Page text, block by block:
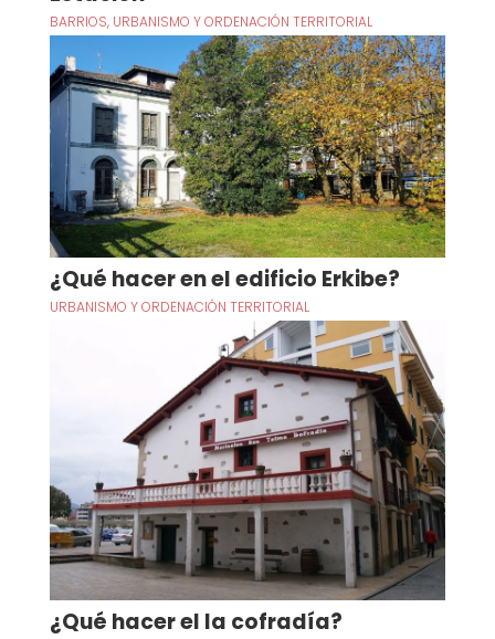
BARRIOS, URBANISMO Y ORDENACIÓN TERRITORIAL
¿Qué hacer en el edificio Erkibe?
URBANISMO Y ORDENACIÓN TERRITORIAL
¿Qué hacer el la cofradía?